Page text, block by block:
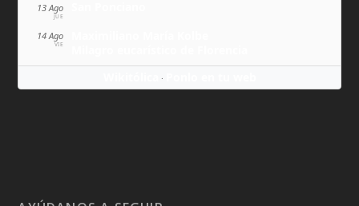
13 Ago
JUE
14 Ago
VIE
·